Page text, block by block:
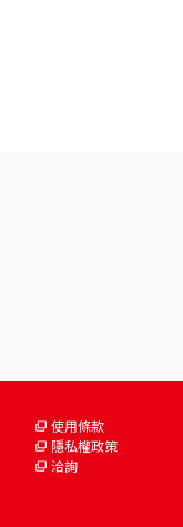
使用條款
隱私權政策
洽詢